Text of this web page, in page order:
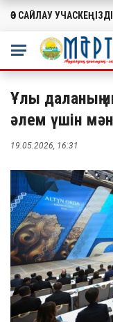
МАҢЫЗДЫ
ӨЗ САЙЛАУ
Ұлы даланың
әлем үшін
19.05.2026, 16:31